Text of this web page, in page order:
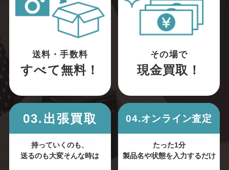
送料・手数料
すべて無料！
その場で
現金買取！
03.出張買取
持っていくのも、
送るのも大変そんな時は
04.オンライン査定
たった1分
製品名や状態を入力するだけ